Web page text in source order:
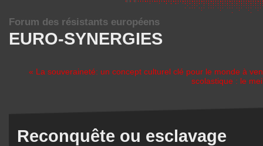
EURO-SYNERGIES
Forum des résistants européens
« La souveraineté: un concept culturel clé pour le monde à
scolastique : le
Reconquête ou esclavage